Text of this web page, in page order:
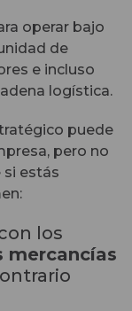
operar bajo
de
e incluso
logística.
puede
pero no
si estás
los
mercancías